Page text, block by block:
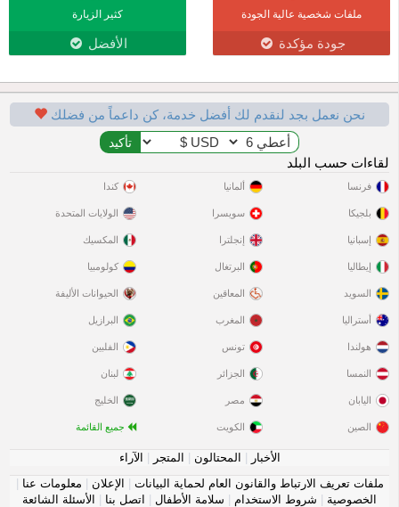
ملفات شخصية عالية الجودة
جودة مؤكدة
كثير الزيارة
الأفضل
نحن نعمل بجد لنقدم لك أفضل خدمة، كن داعماً من فضلك
لقاءات حسب البلد
فرنسا
بلجيكا
إسبانيا
إيطاليا
السويد
ألمانيا
سويسرا
إنجلترا
البرتغال
المعاقين
كندا
الولايات المتحدة
المكسيك
كولومبيا
الحيوانات الأليفة
أستراليا
هولندا
النمسا
اليابان
الصين
المغرب
تونس
الجزائر
مصر
الكويت
البرازيل
الفلبين
لبنان
الخليج
جميع القائمة
الأخبار المحتالون المتجر
الآراء
ملفات تعريف الارتباط والقانون العام لحماية البيانات
الإعلان معلومات عنا
الخصوصية
شروط الاستخدام سلامة الأطفال اتصل بنا الأسئلة الشائعة